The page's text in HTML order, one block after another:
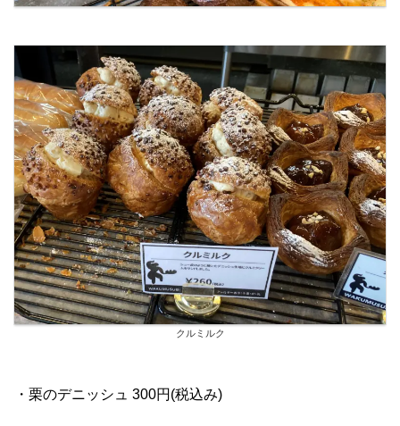
クルミルク
・栗のデニッシュ 300円(税込み)